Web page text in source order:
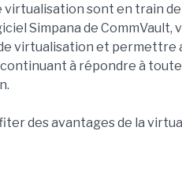
sont en train
Simpana de CommVault,
virtualisation et permettre
à répondre à
des avantages de la